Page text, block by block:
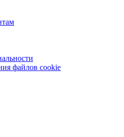
файлов cookie